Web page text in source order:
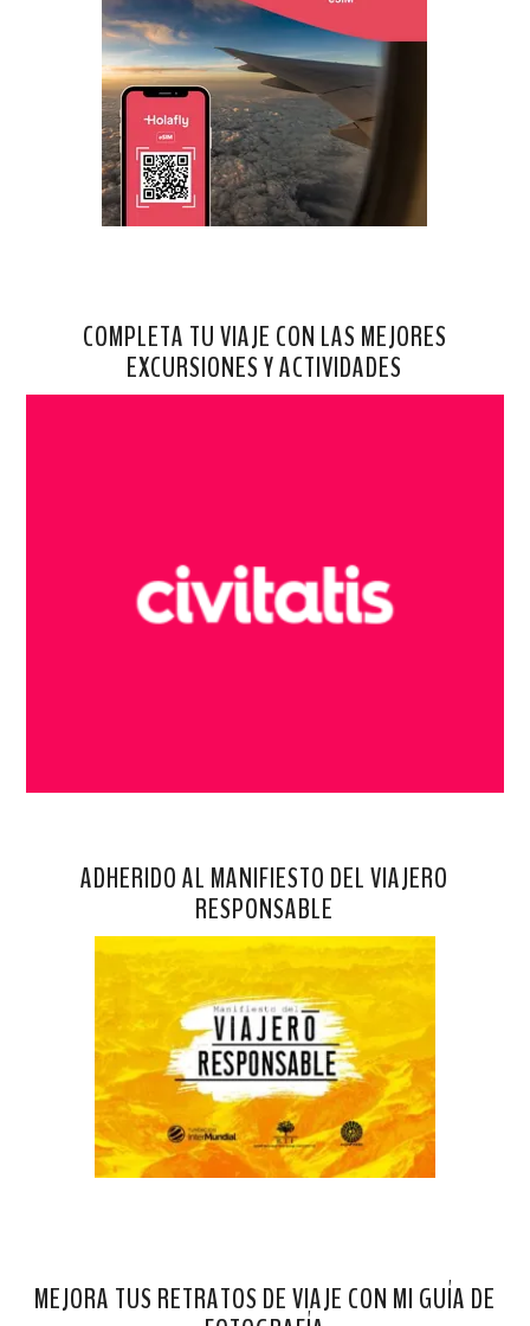
COMPLETA TU VIAJE CON LAS MEJORES
EXCURSIONES Y ACTIVIDADES
ADHERIDO AL MANIFIESTO DEL VIAJERO
RESPONSABLE
MEJORA TUS RETRATOS DE VIAJE CON MI GUÍA DE